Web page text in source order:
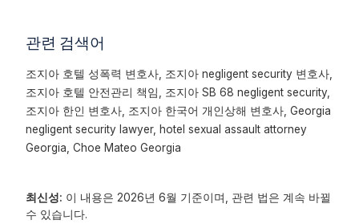
관련 검색어
조지아 호텔 성폭력 변호사, 조지아 negligent security 변호사,
조지아 호텔 안전관리 책임, 조지아 SB 68 negligent security,
조지아 한인 변호사, 조지아 한국어 개인상해 변호사, Georgia
negligent security lawyer, hotel sexual assault attorney
Georgia, Choe Mateo Georgia
최신성: 이 내용은 2026년 6월 기준이며, 관련 법은 계속 바뀔
수 있습니다.